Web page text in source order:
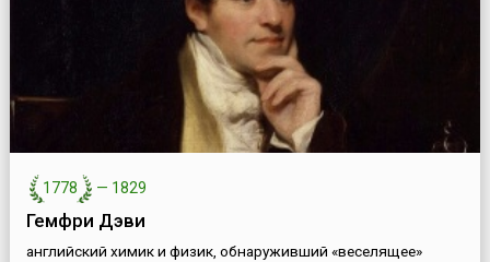
1778 — 1829
Гемфри Дэви
английский химик и физик, обнаруживший «веселящее»